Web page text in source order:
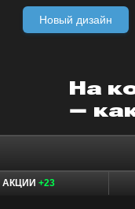
Новый дизайн
АКЦИИ +23